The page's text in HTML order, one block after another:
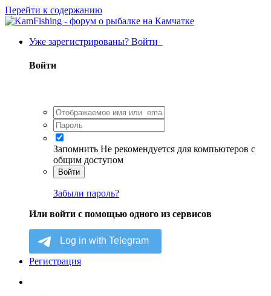
Перейти к содержанию
Уже зарегистрированы? Войти
Войти
Запомнить Не рекомендуется для компьютеров с
общим доступом
Войти
Забыли пароль?
Или войти с помощью одного из сервисов
Регистрация